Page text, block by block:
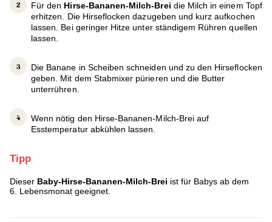
Für den Hirse-Bananen-Milch-Brei die Milch in einem Topf
erhitzen. Die Hirseflocken dazugeben und kurz aufkochen
lassen. Bei geringer Hitze unter ständigem Rühren quellen
lassen.
Die Banane in Scheiben schneiden und zu den Hirseflocken
geben. Mit dem Stabmixer pürieren und die Butter
unterrühren.
Wenn nötig den Hirse-Bananen-Milch-Brei auf
Esstemperatur abkühlen lassen.
Tipp
Dieser Baby-Hirse-Bananen-Milch-Brei ist für Babys ab dem
6. Lebensmonat geeignet.